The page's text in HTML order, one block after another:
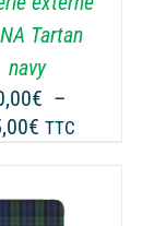
Tartan
navy
€ –
€Plage
30,00€
TTC